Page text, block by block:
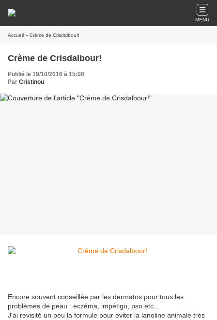
MENU
Accueil » Crème de Crisdalbour!
Crème de Crisdalbour!
Publié le 19/10/2016 à 15:00
Par Cristinou
Encore souvent conseillée par les dermatos pour tous les
problèmes de peau : eczéma, impétigo, pso etc...
J'ai revisité un peu la formule pour éviter la lanoline animale très